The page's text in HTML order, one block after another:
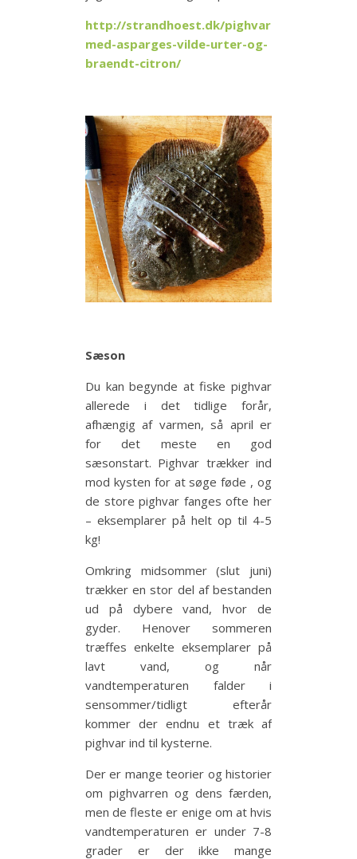
http://strandhoest.dk/pighvar-
med-asparges-vilde-urter-og-
braendt-citron/
Sæson
Du kan begynde at fiske pighvar
allerede i det tidlige forår,
afhængig af varmen, så april er
for det meste en god
sæsonstart. Pighvar trækker ind
mod kysten for at søge føde , og
de store pighvar fanges ofte her
– eksemplarer på helt op til 4-5
kg!
Omkring midsommer (slut juni)
trækker en stor del af bestanden
ud på dybere vand, hvor de
gyder. Henover sommeren
træffes enkelte eksemplarer på
lavt vand, og når
vandtemperaturen falder i
sensommer/tidligt efterår
kommer der endnu et træk af
pighvar ind til kysterne.
Der er mange teorier og historier
om pighvarren og dens færden,
men de fleste er enige om at hvis
vandtemperaturen er under 7-8
grader er der ikke mange